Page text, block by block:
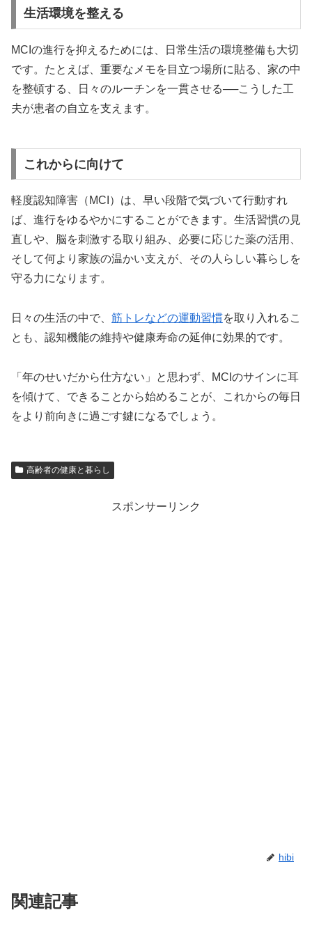
生活環境を整える
MCIの進行を抑えるためには、日常生活の環境整備も大切
です。たとえば、重要なメモを目立つ場所に貼る、家の中
を整頓する、日々のルーチンを一貫させる──こうした工
夫が患者の自立を支えます。
これからに向けて
軽度認知障害（MCI）は、早い段階で気づいて行動すれ
ば、進行をゆるやかにすることができます。生活習慣の見
直しや、脳を刺激する取り組み、必要に応じた薬の活用、
そして何より家族の温かい支えが、その人らしい暮らしを
守る力になります。
日々の生活の中で、 筋トレなどの運動習慣を取り入れるこ
とも、認知機能の維持や健康寿命の延伸に効果的です。
「年のせいだから仕方ない」と思わず、MCIのサインに耳
を傾けて、できることから始めることが、これからの毎日
をより前向きに過ごす鍵になるでしょう。
高齢者の健康と暮らし
スポンサーリンク
hibi
関連記事